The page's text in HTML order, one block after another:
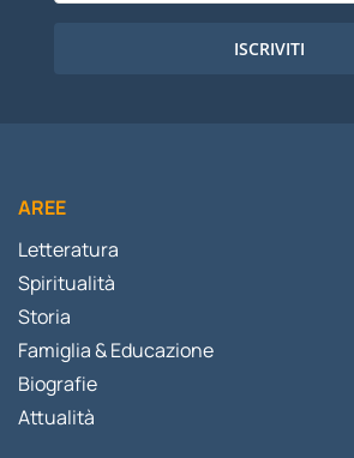
ISCRIVITI
AREE
Letteratura
Spiritualità
Storia
Famiglia & Educazione
Biografie
Attualità